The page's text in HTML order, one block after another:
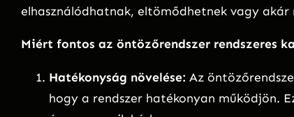
elhasználódhatnak, eltömődhetnek vagy
Miért fontos az öntözőrendszer rendszeres
Hatékonyság növelése: Az
hogy a rendszer hatékonyan működjön.